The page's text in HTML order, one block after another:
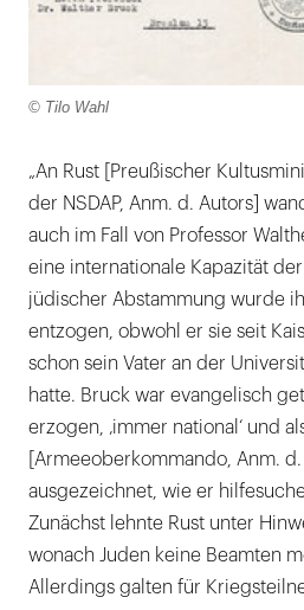
© Tilo Wahl
„An Rust [Preußischer
der NSDAP, Anm. d. Autors]
auch im Fall von Professor
eine internationale Kapazität
jüdischer Abstammung wurde
entzogen, obwohl er sie seit
schon sein Vater an der
hatte. Bruck war evangelisch
erzogen, ‚immer national‘ und
[Armeeoberkommando, Anm.
ausgezeichnet, wie er
Zunächst lehnte Rust unter
wonach Juden keine Beamten
Allerdings galten für